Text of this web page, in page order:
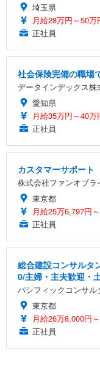
埼玉県
月給28万円～50万
正社員
社会保険完備の職場
データインデックス
愛知県
月給35万円～40万
正社員
カスタマーサポート
株式会社ファンオブラ
東京都
月給25万6,797円
正社員
総合建設コンサルタ
0/主婦・主夫歓迎・
パシフィックコンサル
東京都
月給26万8,000円
正社員